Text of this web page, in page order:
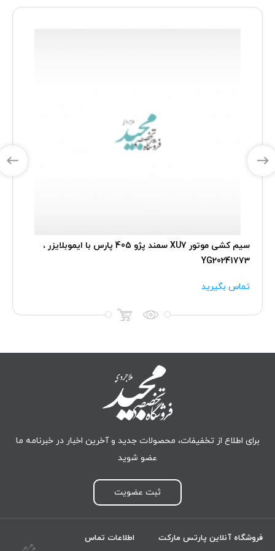
سیم کشی موتور XU7 سمند پژو 405 پارس با ایموبلایزر ،
YG20241773
تماس بگیرید
برای اطلاع از تخفیفات، محصولات جدید و آخرین اخبار در خبرنامه ما
عضو شوید
ثبت عضویت
فروشگاه آنلاین پارتس مارکت اطلاعات تماس